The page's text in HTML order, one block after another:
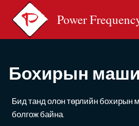
content
Power
Бохирын
Бид танд олон төрлийн бохирын
болгож байна.